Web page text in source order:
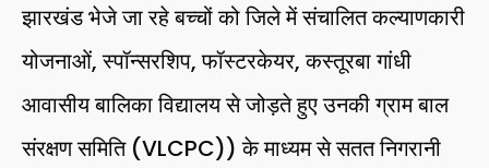
झारखंड भेजे जा रहे बच्चों को जिले में संचालित कल्याणकारी
योजनाओं, स्पॉन्सरशिप, फॉस्टरकेयर, कस्तूरबा गांधी
आवासीय बालिका विद्यालय से जोड़ते हुए उनकी ग्राम बाल
संरक्षण समिति (VLCPC)) के माध्यम से सतत निगरानी